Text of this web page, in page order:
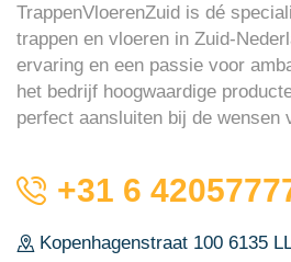
TrappenVloerenZuid is dé
trappen en vloeren in Zuid-
ervaring en een passie voor
het bedrijf hoogwaardige
perfect aansluiten bij de wensen
+31 6
Kopenhagenstraat 100 6135